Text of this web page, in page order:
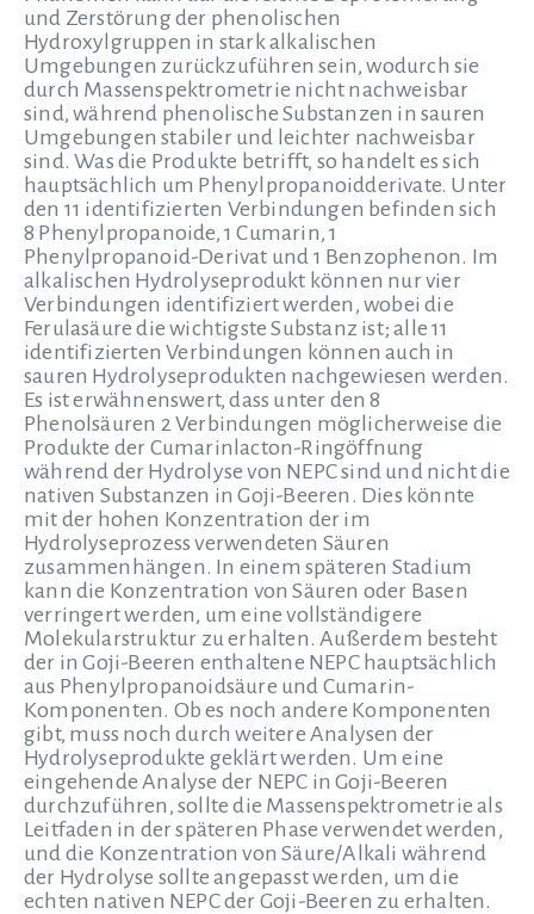
und Zerstörung der phenolischen
Hydroxylgruppen in stark alkalischen
Umgebungen zurückzuführen sein, wodurch sie
durch Massenspektrometrie nicht nachweisbar
sind, während phenolische Substanzen in sauren
Umgebungen stabiler und leichter nachweisbar
sind. Was die Produkte betrifft, so handelt es sich
hauptsächlich um Phenylpropanoidderivate. Unter
den 11 identifizierten Verbindungen befinden sich
8 Phenylpropanoide, 1 Cumarin, 1
Phenylpropanoid-Derivat und 1 Benzophenon. Im
alkalischen Hydrolyseprodukt können nur vier
Verbindungen identifiziert werden, wobei die
Ferulasäure die wichtigste Substanz ist; alle 11
identifizierten Verbindungen können auch in
sauren Hydrolyseprodukten nachgewiesen werden.
Es ist erwähnenswert, dass unter den 8
Phenolsäuren 2 Verbindungen möglicherweise die
Produkte der Cumarinlacton-Ringöffnung
während der Hydrolyse von NEPC sind und nicht die
nativen Substanzen in Goji-Beeren. Dies könnte
mit der hohen Konzentration der im
Hydrolyseprozess verwendeten Säuren
zusammenhängen. In einem späteren Stadium
kann die Konzentration von Säuren oder Basen
verringert werden, um eine vollständigere
Molekularstruktur zu erhalten. Außerdem besteht
der in Goji-Beeren enthaltene NEPC hauptsächlich
aus Phenylpropanoidsäure und Cumarin-
Komponenten. Ob es noch andere Komponenten
gibt, muss noch durch weitere Analysen der
Hydrolyseprodukte geklärt werden. Um eine
eingehende Analyse der NEPC in Goji-Beeren
durchzuführen, sollte die Massenspektrometrie als
Leitfaden in der späteren Phase verwendet werden,
und die Konzentration von Säure/Alkali während
der Hydrolyse sollte angepasst werden, um die
echten nativen NEPC der Goji-Beeren zu erhalten.